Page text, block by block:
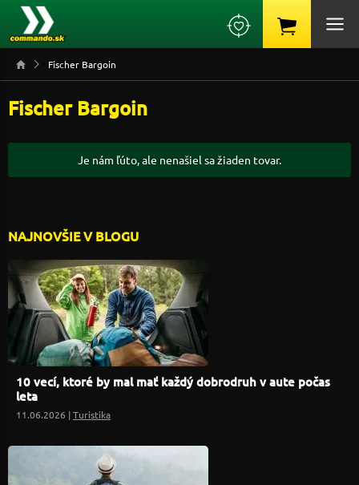
Fischer Bargoin
Fischer Bargoin
Je nám ľúto, ale nenašiel sa žiaden tovar.
NAJNOVŠIE V BLOGU
10 vecí, ktoré by mal mať každý dobrodruh v aute počas
leta
11.06.2026 |Turistika